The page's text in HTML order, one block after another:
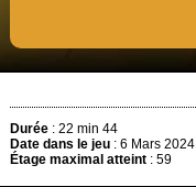
Durée : 22 min 44
Date dans le jeu : 6 Mars 2024
Étage maximal atteint : 59